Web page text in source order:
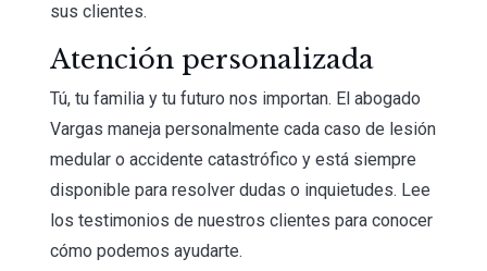
sus clientes.
Atención personalizada
Tú, tu familia y tu futuro nos importan. El abogado
Vargas maneja personalmente cada caso de lesión
medular o accidente catastrófico y está siempre
disponible para resolver dudas o inquietudes. Lee
los testimonios de nuestros clientes para conocer
cómo podemos ayudarte.